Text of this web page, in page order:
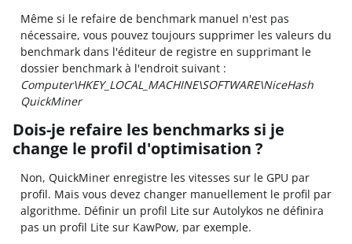
Même si le refaire de benchmark manuel n'est pas
nécessaire, vous pouvez toujours supprimer les valeurs du
benchmark dans l'éditeur de registre en supprimant le
dossier benchmark à l'endroit suivant :
Computer\HKEY_LOCAL_MACHINE\SOFTWARE\NiceHash
QuickMiner
Dois-je refaire les benchmarks si je
change le profil d'optimisation ?
Non, QuickMiner enregistre les vitesses sur le GPU par
profil. Mais vous devez changer manuellement le profil par
algorithme. Définir un profil Lite sur Autolykos ne définira
pas un profil Lite sur KawPow, par exemple.